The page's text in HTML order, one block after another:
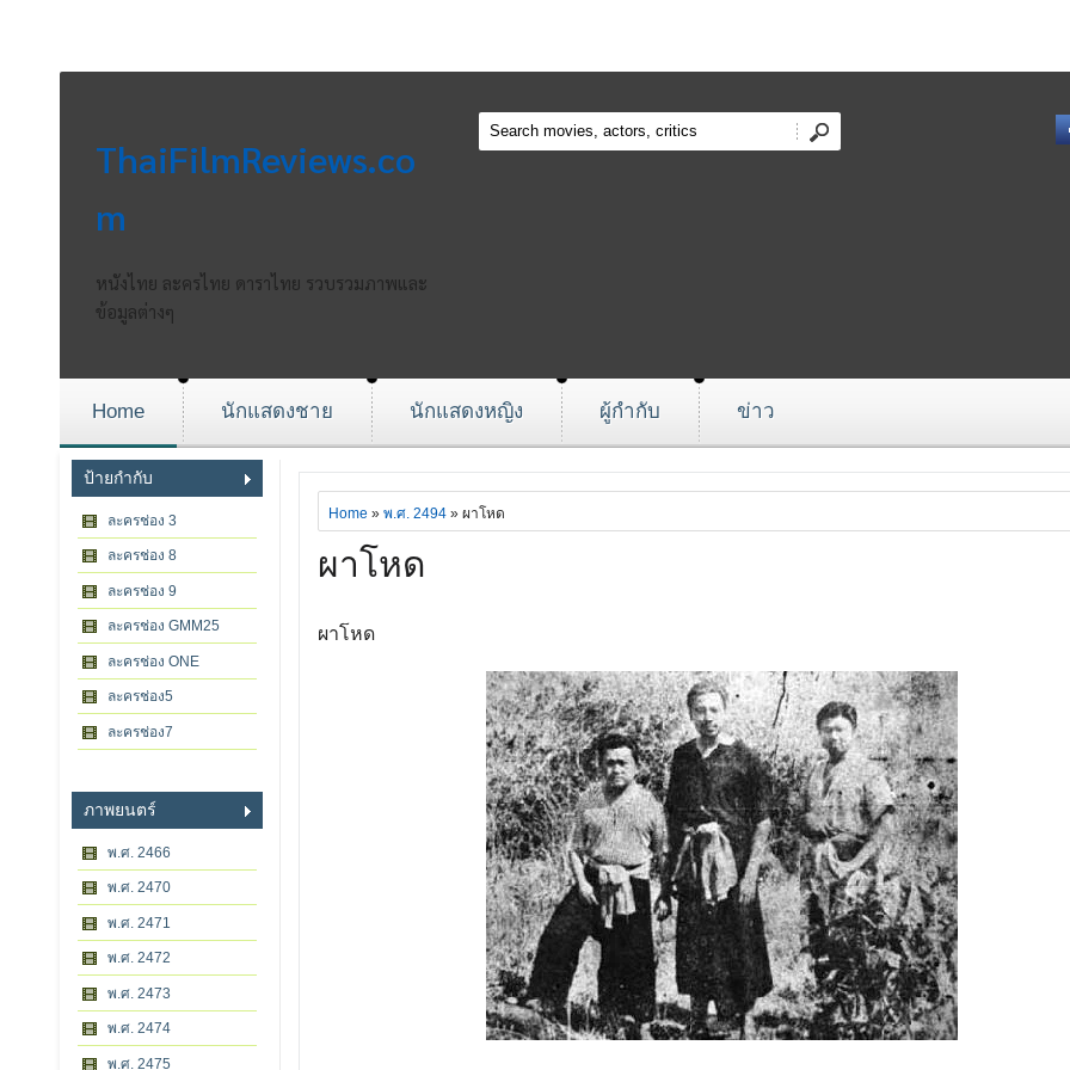
ThaiFilmReviews.co
m
หนังไทย ละครไทย ดาราไทย รวบรวมภาพและ
ข้อมูลต่างๆ
Home นักแสดงชาย นักแสดงหญิง ผู้กำกับ ข่าว
ป้ายกำกับ
ละครช่อง 3
ละครช่อง 8
ละครช่อง 9
ละครช่อง GMM25
ละครช่อง ONE
ละครช่อง5
ละครช่อง7
ภาพยนตร์
พ.ศ. 2466
พ.ศ. 2470
พ.ศ. 2471
พ.ศ. 2472
พ.ศ. 2473
พ.ศ. 2474
พ.ศ. 2475
Home » พ.ศ. 2494» ผาโหด
ผาโหด
ผาโหด